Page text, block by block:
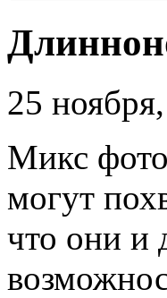
25
Микс
могут
что они и